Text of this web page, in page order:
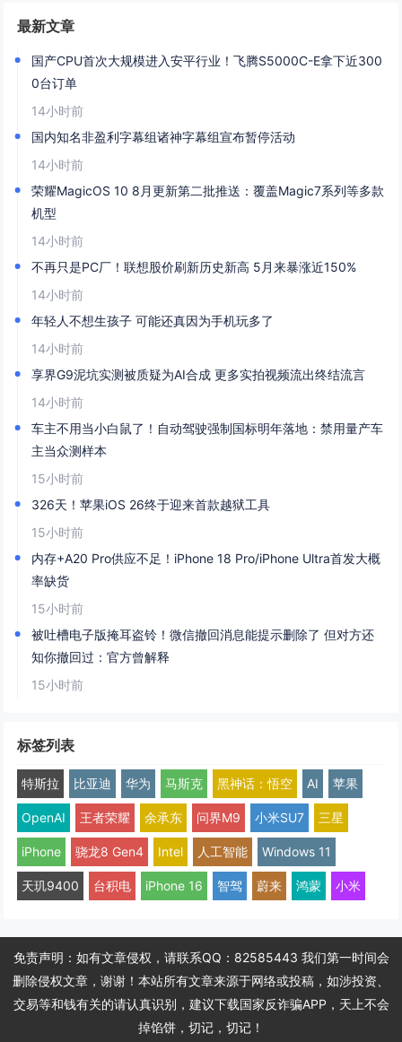
最新文章
国产CPU首次大规模进入安平行业！飞腾S5000C-E拿下近300
0台订单
14小时前
国内知名非盈利字幕组诸神字幕组宣布暂停活动
14小时前
荣耀MagicOS 10 8月更新第二批推送：覆盖Magic7系列等多款
机型
14小时前
不再只是PC厂！联想股价刷新历史新高 5月来暴涨近150%
14小时前
年轻人不想生孩子 可能还真因为手机玩多了
14小时前
享界G9泥坑实测被质疑为AI合成 更多实拍视频流出终结流言
14小时前
车主不用当小白鼠了！自动驾驶强制国标明年落地：禁用量产车
主当众测样本
15小时前
326天！苹果iOS 26终于迎来首款越狱工具
15小时前
内存+A20 Pro供应不足！iPhone 18 Pro/iPhone Ultra首发大概
率缺货
15小时前
被吐槽电子版掩耳盗铃！微信撤回消息能提示删除了 但对方还
知你撤回过：官方曾解释
15小时前
标签列表
特斯拉 比亚迪 华为 马斯克 黑神话：悟空 AI 苹果
OpenAI 王者荣耀 余承东 问界M9 小米SU7 三星
iPhone 骁龙8 Gen4 Intel 人工智能 Windows 11
天玑9400 台积电 iPhone 16 智驾 蔚来 鸿蒙 小米
免责声明：如有文章侵权，请联系QQ：82585443 我们第一时间会
删除侵权文章，谢谢！本站所有文章来源于网络或投稿，如涉投资、
交易等和钱有关的请认真识别，建议下载国家反诈骗APP，天上不会
掉馅饼，切记，切记！